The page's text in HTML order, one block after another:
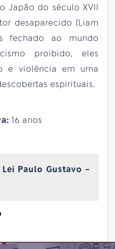
Japão do século XVII
desaparecido (Liam
fechado ao mundo
proibido, eles
e violência em uma
espirituais.
16 anos
Paulo Gustavo –